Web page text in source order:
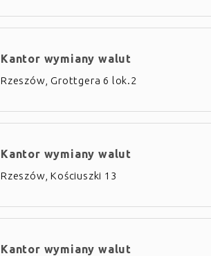
Kantor wymiany walut
Rzeszów, Grottgera 6 lok.2
Kantor wymiany walut
Rzeszów, Kościuszki 13
Kantor wymiany walut